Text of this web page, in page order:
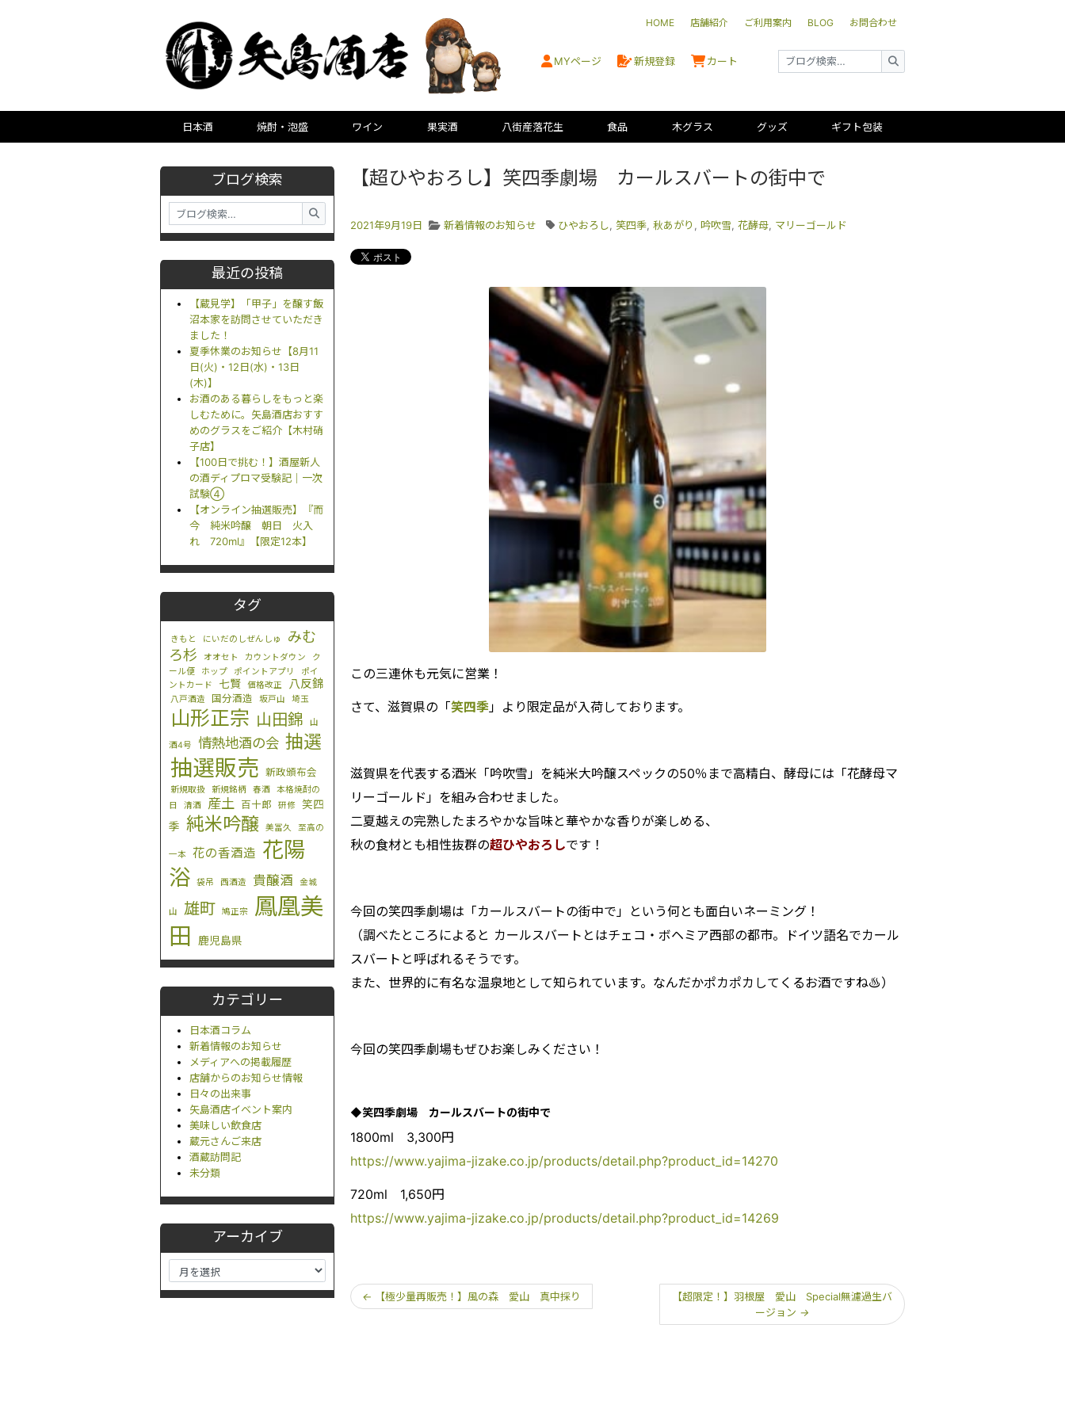
HOME 店舗紹介 ご利用案内 BLOG お問合わせ
MYページ 新規登録 カート
日本酒 焼酎・泡盛 ワイン 果実酒 八街産落花生 食品 木グラス グッズ ギフト包装
ブログ検索
最近の投稿
【蔵見学】「甲子」を醸す飯
沼本家を訪問させていただき
ました！
夏季休業のお知らせ【8月11
日(火)・12日(水)・13日
(木)】
お酒のある暮らしをもっと楽
しむために。矢島酒店おすす
めのグラスをご紹介【木村硝
子店】
【100日で挑む！】酒屋新人
の酒ディプロマ受験記｜一次
試験④
【オンライン抽選販売】『而
今 純米吟醸 朝日 火入
れ 720ml』【限定12本】
タグ
きもと にいだのしぜんしゅ
みむ
ろ杉
オオセト カウントダウン
ク
ール便
ホップ ポイントアプリ
ポイ
ントカード
七賢 価格改正 八反錦
八戸酒造 国分酒造 坂戸山 埼玉
山形正宗 山田錦 山
酒4号 情熱地酒の会 抽選
抽選販売 新政頒布会
新規取扱 新規銘柄 春酒
本格焼酎の
日
清酒 産土 百十郎 研修
笑四
季 純米吟醸 美冨久 至高の
一本 花の香酒造 花陽
浴
袋吊 西酒造 貴醸酒 金城
山 雄町 鳩正宗
鳳凰美
田
鹿児島県
カテゴリー
日本酒コラム
新着情報のお知らせ
メディアへの掲載履歴
店舗からのお知らせ情報
日々の出来事
矢島酒店イベント案内
美味しい飲食店
蔵元さんご来店
酒蔵訪問記
未分類
アーカイブ
【超ひやおろし】笑四季劇場 カールスバートの街中で
2021年9月19日 新着情報のお知らせ ひやおろし, 笑四季, 秋あがり , 吟吹雪, 花酵母, マリーゴールド
この三連休も元気に営業！
さて、滋賀県の「笑四季 」より限定品が入荷しております。
滋賀県を代表する酒米「吟吹雪」を純米大吟醸スペックの50％まで高精白、酵母には「花酵母マ
リーゴールド」を組み合わせました。
二夏越えの完熟したまろやかな旨味と華やかな香りが楽しめる、
秋の食材とも相性抜群の超ひやおろしです！
今回の笑四季劇場は「カールスバートの街中で」という何とも面白いネーミング！
（調べたところによると カールスバートとはチェコ・ボヘミア西部の都市。ドイツ語名でカール
スバートと呼ばれるそうです。
また、世界的に有名な温泉地として知られています。なんだかポカポカしてくるお酒ですね♨︎）
今回の笑四季劇場もぜひお楽しみください！
◆笑四季劇場 カールスバートの街中で
1800ml 3,300円
https://www.yajima-jizake.co.jp/products/detail.php?product_id=14270
720ml 1,650円
https://www.yajima-jizake.co.jp/products/detail.php?product_id=14269
← 【極少量再販売！】風の森 愛山 真中採り
【超限定！】羽根屋 愛山 Special無濾過生バ
ージョン →